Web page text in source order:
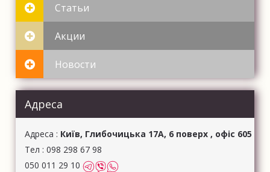
Статьи
Акции
Новости
Адреса
Aдреса : Київ, Глибочицька 17А, 6 поверх , офіс 605
Тел : 098 298 67 98
050 011 29 10